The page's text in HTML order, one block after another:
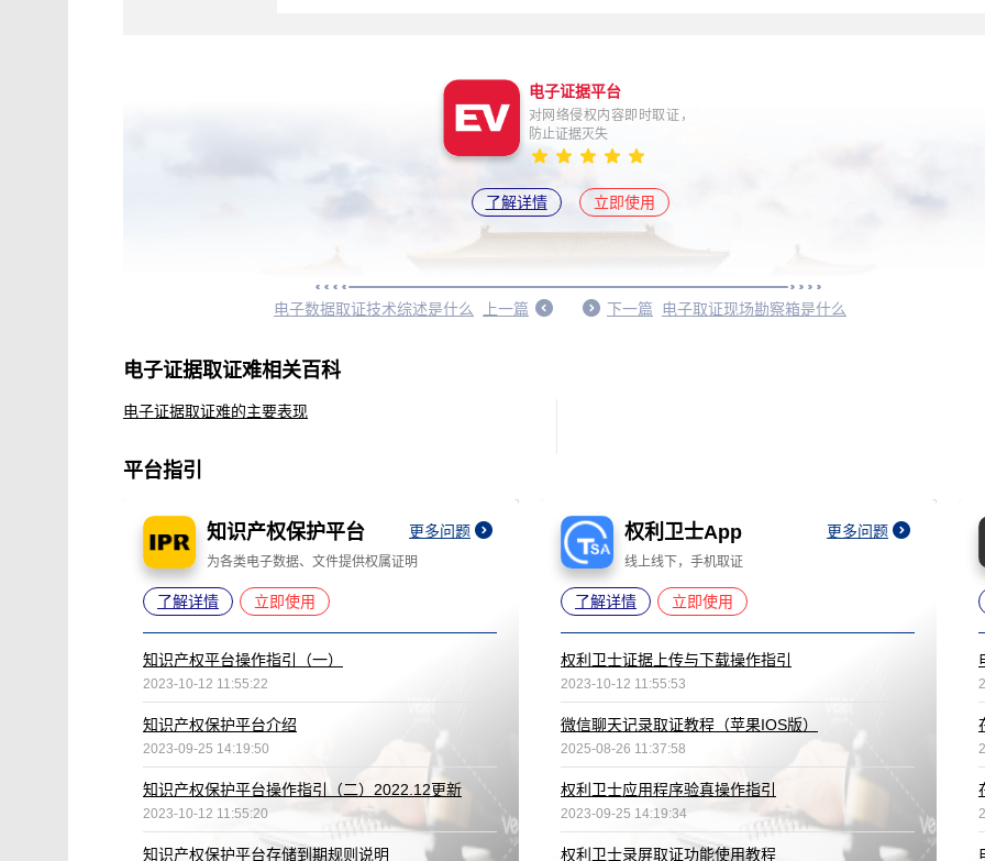
电子证据平台
对网络侵权内容即时取证，
防止证据灭失
了解详情 立即使用
电子数据取证技术综述是什么 上一篇 下一篇 电子取证现场勘察箱是什么
电子证据取证难相关百科
电子证据取证难的主要表现
平台指引
知识产权保护平台 更多问题
为各类电子数据、文件提供权属证明
了解详情 立即使用
知识产权平台操作指引（一）
2023-10-12 11:55:22
知识产权保护平台介绍
2023-09-25 14:19:50
知识产权保护平台操作指引（二）2022.12更新
2023-10-12 11:55:20
知识产权保护平台存储到期规则说明
权利卫士App 更多问题
线上线下，手机取证
了解详情 立即使用
权利卫士证据上传与下载操作指引
2023-10-12 11:55:53
微信聊天记录取证教程（苹果IOS版）
2025-08-26 11:37:58
权利卫士应用程序验真操作指引
2023-09-25 14:19:34
权利卫士录屏取证功能使用教程